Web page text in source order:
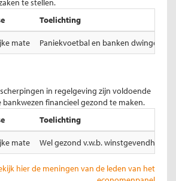
te stellen.
Toelichting
mate Paniekvoetbal en banken dwingen
in regelgeving zijn voldoende
financieel gezond te maken.
Toelichting
mate Wel gezond v.w.b. winstgevendheid,
hier de meningen van de leden van het